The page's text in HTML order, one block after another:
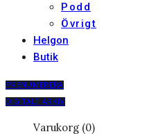
Podd
Övrigt
Helgon
Butik
PRENUMERERA
DIGITALT ARKIV
Varukorg (0)